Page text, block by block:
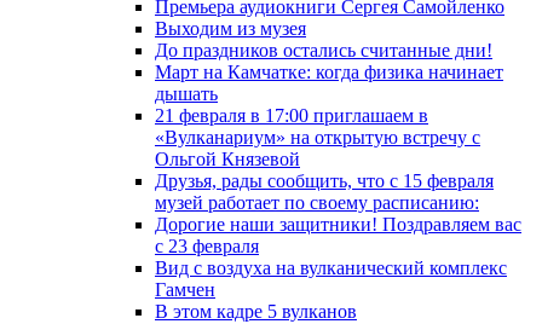
Премьера аудиокниги Сергея Самойленко
Выходим из музея
До праздников остались считанные дни!
Март на Камчатке: когда физика начинает
дышать
21 февраля в 17:00 приглашаем в
«Вулканариум» на открытую встречу с
Ольгой Князевой
Друзья, рады сообщить, что с 15 февраля
музей работает по своему расписанию:
Дорогие наши защитники! Поздравляем вас
с 23 февраля
Вид с воздуха на вулканический комплекс
Гамчен
В этом кадре 5 вулканов